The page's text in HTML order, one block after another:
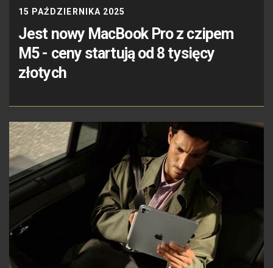
15 PAŹDZIERNIKA 2025
Jest nowy MacBook Pro z czipem
M5 - ceny startują od 8 tysięcy
złotych